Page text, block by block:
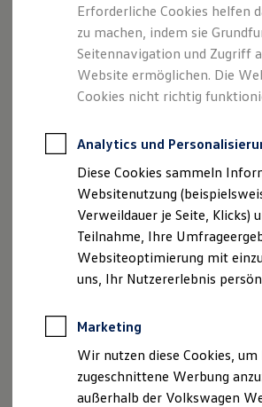
Leasing
Leasing-Angebote
Gebrauchtwagen Leasing
Junge Gebrauchtwagen-
Elektroauto Leasing
Kleinwagen-Leasing
Leasing ohne Anzahlung
Autokredit mit
Versicherungen und Garantien
Kfz-Versicherung
Restschuldversicherungen
Garantien
Wartungsverträge
Geschäftskunden
Professional Class bei
Großkunden
Behörden
Anpfiff zum Gewinn
Elektroautos
ID. Tutorials
Elektrofahrzeugkonzepte
Voll im Leben.
Vollelektrisch.
ID.3
Erforderliche Cookies helfen
zu machen, indem sie
Seitennavigation und Zugriff
Website ermöglichen. Die
Cookies nicht richtig
Analytics und
Diese Cookies sammeln
Websitenutzung
Verweildauer je Seite, Klicks)
Teilnahme, Ihre
Websiteoptimierung mit
uns, Ihr Nutzererlebnis
Marketing
Wir nutzen diese Cookies,
zugeschnittene Werbung
außerhalb der Volkswagen